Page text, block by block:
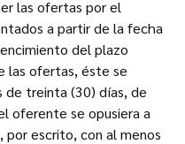
las ofertas por el
a partir de la fecha
del plazo
las ofertas, éste se
de treinta (30) días, de
oferente se opusiera a
por escrito, con al menos